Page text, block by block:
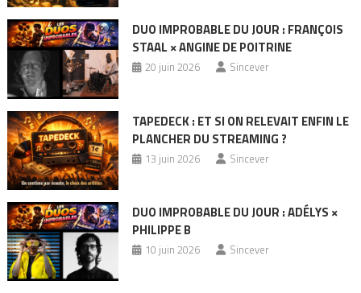
DUO IMPROBABLE DU JOUR : FRANÇOIS
STAAL × ANGINE DE POITRINE
20 juin 2026 Sincever
TAPEDECK : ET SI ON RELEVAIT ENFIN LE
PLANCHER DU STREAMING ?
13 juin 2026 Sincever
DUO IMPROBABLE DU JOUR : ADÉLYS ×
PHILIPPE B
10 juin 2026 Sincever